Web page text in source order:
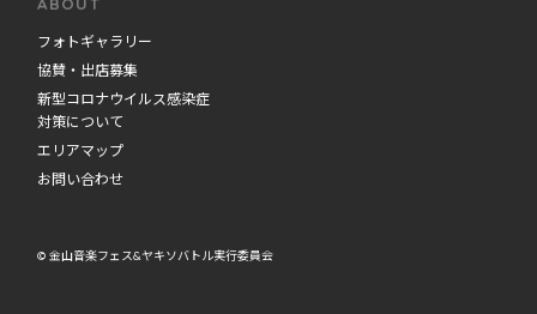
フォトギャラリー
協賛・出店募集
新型コロナウイルス感染症
対策について
エリアマップ
お問い合わせ
© 金山音楽フェス&ヤキソバトル実行委員会